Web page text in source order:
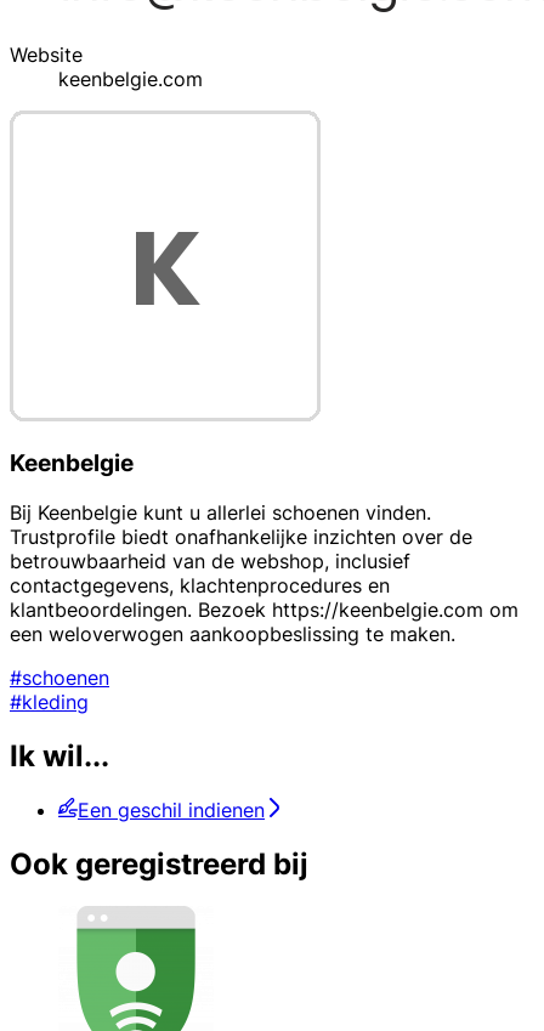
Website
keenbelgie.com
Keenbelgie
Bij Keenbelgie kunt u allerlei schoenen vinden.
Trustprofile biedt onafhankelijke inzichten over de
betrouwbaarheid van de webshop, inclusief
contactgegevens, klachtenprocedures en
klantbeoordelingen. Bezoek https://keenbelgie.com om
een weloverwogen aankoopbeslissing te maken.
#schoenen
#kleding
Ik wil...
Een geschil indienen
Ook geregistreerd bij